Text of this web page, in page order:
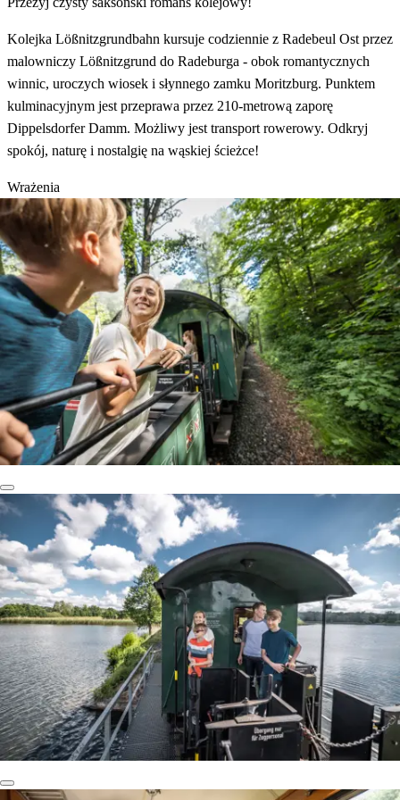
Kolejka Lößnitzgrundbahn kursuje codziennie z Radebeul Ost przez
malowniczy Lößnitzgrund do Radeburga - obok romantycznych
winnic, uroczych wiosek i słynnego zamku Moritzburg. Punktem
kulminacyjnym jest przeprawa przez 210-metrową zaporę
Dippelsdorfer Damm. Możliwy jest transport rowerowy. Odkryj
spokój, naturę i nostalgię na wąskiej ścieżce!
Wrażenia